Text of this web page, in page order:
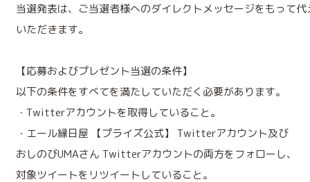
当選発表は、ご当選者様へのダイレクトメッセージをもって代
いただきます。
【応募およびプレゼント当選の条件】
以下の条件をすべてを満たしていただく必要があります。
・Twitterアカウントを取得していること。
・エール縁日屋 【プライズ公式】 Twitterアカウント及び
おしのびUMAさん Twitterアカウントの両方をフォローし、
対象ツイートをリツイートしていること。